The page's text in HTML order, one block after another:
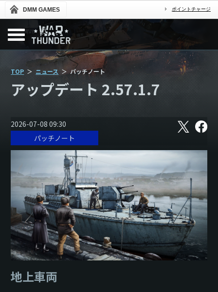
DMM GAMES ポイントチャージ
TOP ニュース パッチノート
アップデート 2.57.1.7
2026-07-08 09:30 X フ
ェ
ス
ブ
ク
パッチノート
地上車両